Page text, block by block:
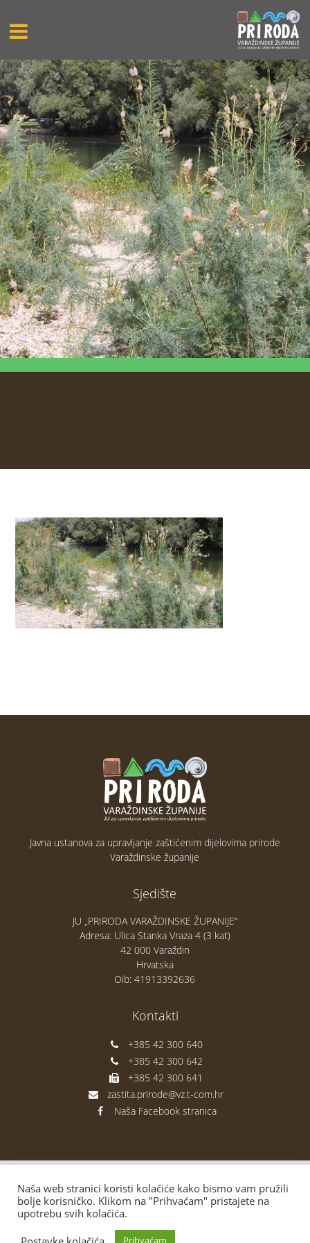
Javna ustanova za upravljanje zaštićenim dijelovima prirode
Varaždinske županije
Sjedište
JU „PRIRODA VARAŽDINSKE ŽUPANIJE“
Adresa: Ulica Stanka Vraza 4 (3 kat)
42 000 Varaždin
Hrvatska
Oib: 41913392636
Kontakti
+385 42 300 640
+385 42 300 642
+385 42 300 641
zastita.prirode@vz.t-com.hr
Naša Facebook stranica
Naša web stranici koristi kolačiće kako bismo vam pružili
bolje korisničko. Klikom na "Prihvaćam" pristajete na
upotrebu svih kolačića.
Prihvaćam